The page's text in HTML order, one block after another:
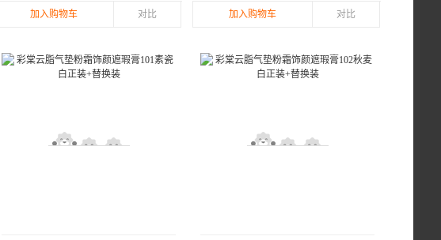
加入购物车 对比 加入购物车 对比